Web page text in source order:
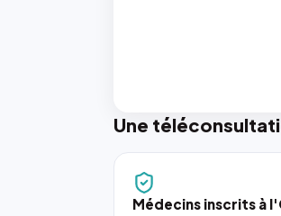
Une
Médecins inscrits à